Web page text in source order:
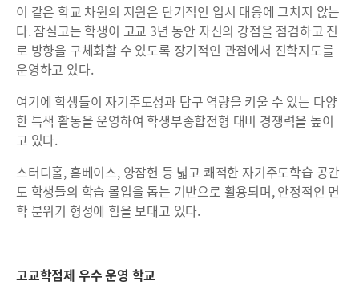
이 같은 학교 차원의 지원은 단기적인 입시 대응에 그치지 않는
다. 잠실고는 학생이 고교 3년 동안 자신의 강점을 점검하고 진
로 방향을 구체화할 수 있도록 장기적인 관점에서 진학지도를
운영하고 있다.
여기에 학생들이 자기주도성과 탐구 역량을 키울 수 있는 다양
한 특색 활동을 운영하여 학생부종합전형 대비 경쟁력을 높이
고 있다.
스터디홀, 홈베이스, 양잠헌 등 넓고 쾌적한 자기주도학습 공간
도 학생들의 학습 몰입을 돕는 기반으로 활용되며, 안정적인 면
학 분위기 형성에 힘을 보태고 있다.
고교학점제 우수 운영 학교